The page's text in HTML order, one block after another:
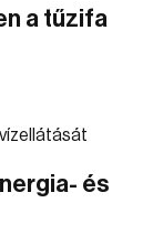
a tűzifa
és